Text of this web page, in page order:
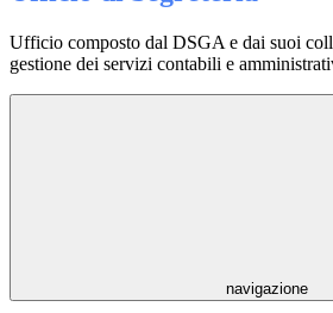
Ufficio composto dal DSGA e dai suoi
gestione dei servizi contabili e
navigazione